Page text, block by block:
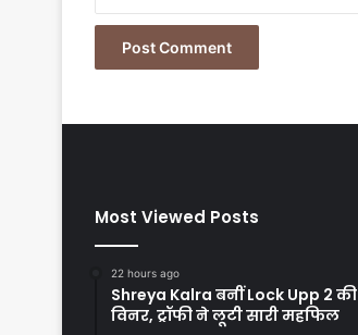
Most Viewed Posts
22 hours ago
Shreya Kalra बनीं Lock Upp 2 की
विनर, ट्रॉफी ने लूटी सारी महफिल